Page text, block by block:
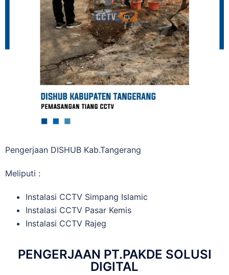
Pengerjaan DISHUB Kab.Tangerang
Meliputi :
Instalasi CCTV Simpang Islamic
Instalasi CCTV Pasar Kemis
Instalasi CCTV Rajeg
PENGERJAAN PT.PAKDE SOLUSI
DIGITAL